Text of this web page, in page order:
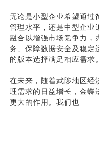
无论是小型企业希望通过
管理水平，还是中型企业
融合以增强市场竞争力，
务、保障数据安全及稳定
的版本选择满足相应需求。
在未来，随着武陟地区经
理需求的日益增长，金蝶
更大的作用。我们也